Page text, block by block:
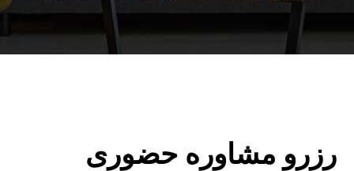
رزرو مشاوره حضوری